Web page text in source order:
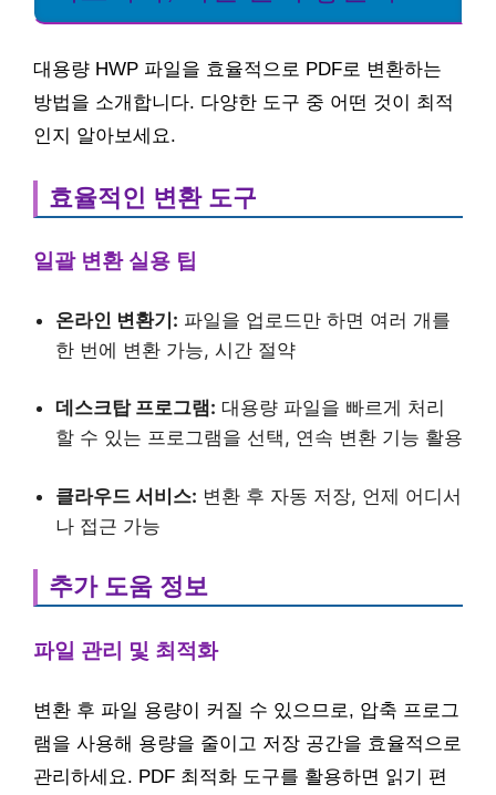
대용량 HWP 파일을 효율적으로 PDF로 변환하는
방법을 소개합니다. 다양한 도구 중 어떤 것이 최적
인지 알아보세요.
효율적인 변환 도구
일괄 변환 실용 팁
온라인 변환기: 파일을 업로드만 하면 여러 개를
한 번에 변환 가능, 시간 절약
데스크탑 프로그램: 대용량 파일을 빠르게 처리
할 수 있는 프로그램을 선택, 연속 변환 기능 활용
클라우드 서비스: 변환 후 자동 저장, 언제 어디서
나 접근 가능
추가 도움 정보
파일 관리 및 최적화
변환 후 파일 용량이 커질 수 있으므로, 압축 프로그
램을 사용해 용량을 줄이고 저장 공간을 효율적으로
관리하세요. PDF 최적화 도구를 활용하면 읽기 편